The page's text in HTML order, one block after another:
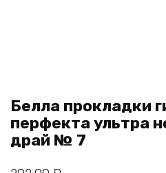
Белла прокладки
перфекта ультра
драй № 7